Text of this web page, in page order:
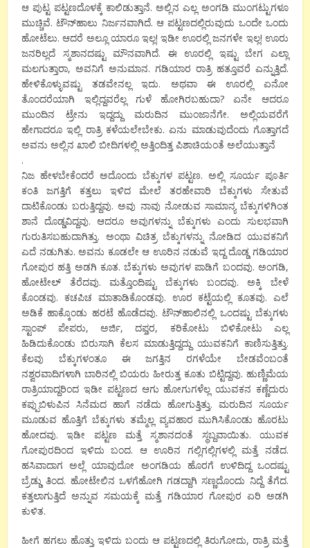
ಆ ಪುಟ್ಟ ಪಟ್ಟಣದೊಳಕ್ಕೆ ಕಾಲಿಡುತ್ತಾನೆ. ಅಲ್ಲಿನ ಎಲ್ಲ ಅಂಗಡಿ ಮುಂಗಟ್ಟುಗಳೂ
ಮುಚ್ಚಿವೆ. ಟೌನ್‍ಹಾಲು ನಿರ್ಜನವಾಗಿದೆ. ಆ ಪಟ್ಟಣದಲ್ಲಿರುವುದು ಒಂದೇ ಒಂದು
ಹೋಟೆಲು. ಆದರೆ ಅಲ್ಲೂ ಯಾರೂ ಇಲ್ಲ! ಇಡೀ ಊರಲ್ಲಿ ಜನಗಳೇ ಇಲ್ಲ! ಊರು
ಜನರಿಲ್ಲದೆ ಸ್ಮಶಾನದಷ್ಟು ಮೌನವಾಗಿದೆ. ಈ ಊರಲ್ಲಿ ಇಷ್ಟು ಬೇಗ ಎಲ್ಲಾ
ಮಲಗುತ್ತಾರಾ, ಅವನಿಗೆ ಅನುಮಾನ. ಗಡಿಯಾರ ರಾತ್ರಿ ಹತ್ತೂವರೆ ಎನ್ನುತ್ತಿದೆ.
ಹೇಳಿಕೊಳ್ಳುವಷ್ಟು ತಡವೇನಲ್ಲ ಇದು. ಅಥವಾ ಈ ಊರಲ್ಲಿ ಏನೋ
ತೊಂದರೆಯಾಗಿ ಇಲ್ಲಿದ್ದವರೆಲ್ಲ ಗುಳೆ ಹೋಗಿರಬಹುದಾ? ಏನೇ ಆದರೂ
ಮುಂದಿನ ಟ್ರೇನು ಇದ್ದದ್ದು ಮರುದಿನ ಮುಂಜಾನೆಗೇ. ಅಲ್ಲಿಯವರೆಗೆ
ಹೇಗಾದರೂ ಇಲ್ಲಿ ರಾತ್ರಿ ಕಳೆಯಲೇಬೇಕು. ಏನು ಮಾಡುವುದೆಂದು ಗೊತ್ತಾಗದೆ
ಅವನು ಅಲ್ಲಿನ ಖಾಲಿ ಬೀದಿಗಳಲ್ಲಿ ಅತ್ತಿಂದಿತ್ತ ಪಿಶಾಚಿಯಂತೆ ಅಲೆಯುತ್ತಾನೆ
.
ನಿಜ ಹೇಳಬೇಕೆಂದರೆ ಅದೊಂದು ಬೆಕ್ಕುಗಳ ಪಟ್ಟಣ. ಅಲ್ಲಿ ಸೂರ್ಯ ಪೂರ್ತಿ
ಕಂತಿ ಜಗತ್ತಿಗೆ ಕತ್ತಲು ಇಳಿದ ಮೇಲೆ ತರಹೇವಾರಿ ಬೆಕ್ಕುಗಳು ಸೇತುವೆ
ದಾಟಿಕೊಂಡು ಬರುತ್ತಿದ್ದವು. ಅವು ನಾವು ನೋಡುವ ಸಾಮಾನ್ಯ ಬೆಕ್ಕುಗಳಿಗಿಂತ
ಶಾನೆ ದೊಡ್ಡವಿದ್ದವು. ಆದರೂ ಅವುಗಳನ್ನು ಬೆಕ್ಕುಗಳು ಎಂದು ಸುಲಭವಾಗಿ
ಗುರುತಿಸಬಹುದಾಗಿತ್ತು. ಅಂಥಾ ವಿಚಿತ್ರ ಬೆಕ್ಕುಗಳನ್ನು ನೋಡಿದ ಯುವಕನಿಗೆ
ಎದೆ ನಡುಗಿತು. ಅವನು ಕೂಡಲೇ ಆ ಊರಿನ ನಡುವೆ ಇದ್ದ ದೊಡ್ಡ ಗಡಿಯಾರ
ಗೋಪುರ ಹತ್ತಿ ಅಡಗಿ ಕೂತ. ಬೆಕ್ಕುಗಳು ಅವುಗಳ ಪಾಡಿಗೆ ಬಂದವು. ಅಂಗಡಿ,
ಹೋಟೇಲ್ ತೆರೆದವು. ಮತ್ತೊಂದಿಷ್ಟು ಬೆಕ್ಕುಗಳು ಬಂದವು. ಅಕ್ಕಿ ಬೇಳೆ
ಕೊಂಡವು. ಕಚಪಿಚ ಮಾತಾಡಿಕೊಂಡವು. ಊರ ಕಟ್ಟೆಯಲ್ಲಿ ಕೂತವು. ಎಲೆ
ಅಡಿಕೆ ಹಾಕ್ಕೊಂಡು ಹರಟೆ ಹೊಡೆದವು. ಟೌನ್‍ಹಾಲಿನಲ್ಲಿ ಒಂದಷ್ಟು ಬೆಕ್ಕುಗಳು
ಸ್ಟಾಂಪ್‍ ಪೇಪರು, ಅರ್ಜಿ, ದಫ್ತರ, ಕರಿಕೋಟು ಬಿಳಿಕೋಟು ಎಲ್ಲ
ಹಿಡಿದುಕೊಂಡು ಬಿರುಸಾಗಿ ಕೆಲಸ ಮಾಡುತ್ತಿದ್ದದ್ದು ಯುವಕನಿಗೆ ಕಾಣಿಸುತ್ತಿತ್ತು.
ಕೆಲವು ಬೆಕ್ಕುಗಳಂತೂ ಈ ಜಗತ್ತಿನ ರಗಳೆಯೇ ಬೇಡವೆಂಬಂತೆ
ನಶ್ವರವಾದಿಗಳಾಗಿ ಬಾರಿನಲ್ಲಿ ಬಿಯರು ಹೀರುತ್ತ ಕೂತು ಬಿಟ್ಟಿದ್ದವು. ಹುಣ್ಣಿಮೆಯ
ರಾತ್ರಿಯಾದ್ದರಿಂದ ಇಡೀ ಪಟ್ಟಣದ ಆಗು ಹೋಗುಗಳೆಲ್ಲ ಯುವಕನ ಕಣ್ಣೆದುರು
ಕಪ್ಪುಬಿಳುಪಿನ ಸಿನೆಮದ ಹಾಗೆ ನಡೆದು ಹೋಗುತ್ತಿತ್ತು. ಮರುದಿನ ಸೂರ್ಯ
ಮೂಡುವ ಹೊತ್ತಿಗೆ ಬೆಕ್ಕುಗಳು ತಮ್ಮೆಲ್ಲ ವ್ಯವಹಾರ ಮುಗಿಸಿಕೊಂಡು ಹೊರಟು
ಹೋದವು. ಇಡೀ ಪಟ್ಟಣ ಮತ್ತೆ ಸ್ಮಶಾನದಂತೆ ಸ್ಥಬ್ದವಾಯಿತು. ಯುವಕ
ಗೋಪುರದಿಂದ ಇಳಿದು ಬಂದ. ಆ ಊರಿನ ಗಲ್ಲಿಗಲ್ಲಿಗಳಲ್ಲಿ ಮತ್ತೆ ನಡೆದ.
ಹಸಿವಾದಾಗ ಅಲ್ಲೆ ಯಾವುದೋ ಅಂಗಡಿಯ ಹೊರಗೆ ಉಳಿದಿದ್ದ ಒಂದಷ್ಟು
ಬ್ರೆಡ್ಡು ತಿಂದ. ಹೋಟೇಲಿನ ಒಳಗೆಹೋಗಿ ಗಡದ್ದಾಗಿ ಸಣ್ಣದೊಂದು ನಿದ್ದೆ ತೆಗೆದ.
ಕತ್ತಲಾಗುತ್ತಿದೆ ಅನ್ನುವ ಸಮಯಕ್ಕೆ ಮತ್ತೆ ಗಡಿಯಾರ ಗೋಪುರ ಏರಿ ಅಡಗಿ
ಕುಳಿತ.
ಹೀಗೆ ಹಗಲು ಹೊತ್ತು ಇಳಿದು ಬಂದು ಆ ಪಟ್ಟಣದಲ್ಲಿ ತಿರುಗೋದು, ರಾತ್ರಿ ಮತ್ತೆ